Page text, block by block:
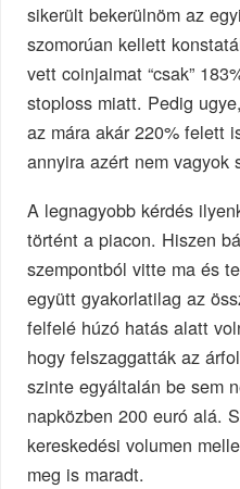
sikerült bekerülnöm az
szomorúan kellett
vett coinjaimat “csak”
stoploss miatt. Pedig
az mára akár 220% felett
annyira azért nem vagyok
A legnagyobb kérdés
történt a piacon. Hiszen
szempontból vitte ma és
együtt gyakorlatilag az
felfelé húzó hatás alatt
hogy felszaggatták az
szinte egyáltalán be sem
napközben 200 euró alá.
kereskedési volumen
meg is maradt.